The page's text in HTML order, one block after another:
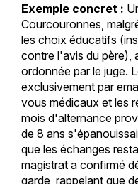
Exemple concret :
Courcouronnes,
les choix éducatifs
contre l'avis du père),
ordonnée par le juge.
exclusivement par
vous médicaux et les
mois d'alternance
de 8 ans
que les échanges
magistrat a confirmé
garde, rappelant que